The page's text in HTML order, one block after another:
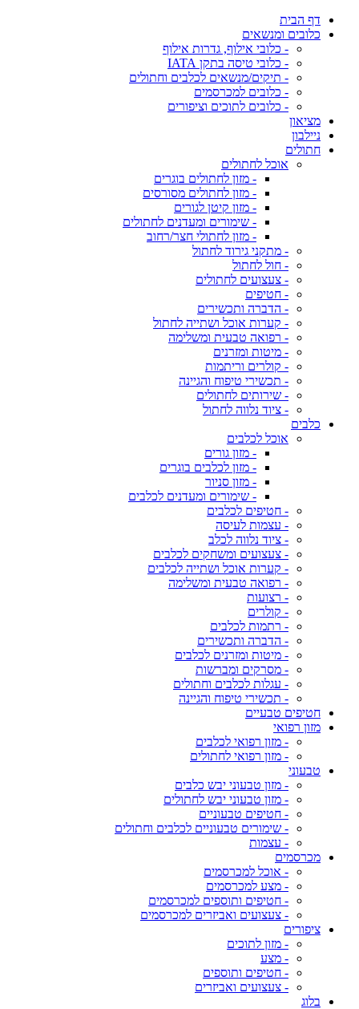
דף הבית
כלובים ומנשאים
- כלובי אילוף, גדרות אילוף
- כלובי טיסה בתקן IATA
- תיקים/מנשאים לכלבים וחתולים
- כלובים למכרסמים
- כלובים לתוכים וציפורים
מציאון
ניילבון
חתולים
אוכל לחתולים
- מזון לחתולים בוגרים
- מזון לחתולים מסורסים
- מזון קיטן לגורים
- שימורים ומעדנים לחתולים
- מזון לחתולי חצר/רחוב
- מתקני גירוד לחתול
- חול לחתול
- צעצועים לחתולים
- חטיפים
- הדברה ותכשירים
- קערות אוכל ושתייה לחתול
- רפואה טבעית ומשלימה
- מיטות ומזרנים
- קולרים וריתמות
- תכשירי טיפוח והגיינה
- שירותים לחתולים
- ציוד נלווה לחתול
כלבים
אוכל לכלבים
- מזון גורים
- מזון לכלבים בוגרים
- מזון סניור
- שימורים ומעדנים לכלבים
- חטיפים לכלבים
- עצמות לעיסה
- ציוד נלווה לכלב
- צעצועים ומשחקים לכלבים
- קערות אוכל ושתייה לכלבים
- רפואה טבעית ומשלימה
- רצועות
- קולרים
- רתמות לכלבים
- הדברה ותכשירים
- מיטות ומזרנים לכלבים
- מסרקים ומברשות
- עגלות לכלבים וחתולים
- תכשירי טיפוח והגיינה
חטיפים טבעיים
מזון רפואי
- מזון רפואי לכלבים
- מזון רפואי לחתולים
טבעוני
- מזון טבעוני יבש כלבים
- מזון טבעוני יבש לחתולים
- חטיפים טבעוניים
- שימורים טבעוניים לכלבים וחתולים
- עצמות
מכרסמים
- אוכל למכרסמים
- מצע למכרסמים
- חטיפים ותוספים למכרסמים
- צעצועים ואביזרים למכרסמים
ציפורים
- מזון לתוכים
- מצע
- חטיפים ותוספים
- צעצועים ואביזרים
בלוג